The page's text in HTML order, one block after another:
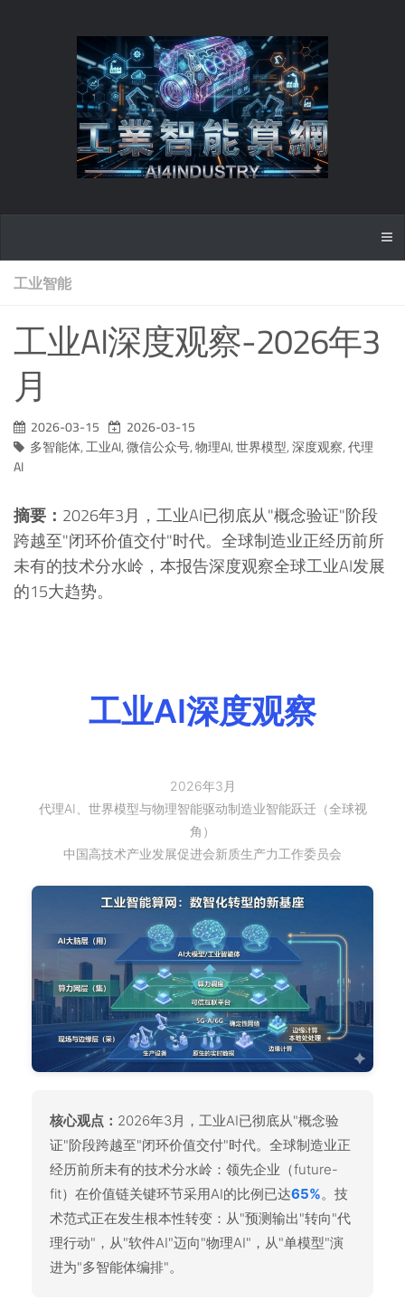
工业智能
工业AI深度观察-2026年3
月
2026-03-15
2026-03-15
多智能体,工业AI,微信公众号,物理AI,世界模型,深度观察,代理
AI
摘要： 2026年3月，工业AI已彻底从"概念验证"阶段
跨越至"闭环价值交付"时代。全球制造业正经历前所
未有的技术分水岭，本报告深度观察全球工业AI发展
的15大趋势。
工业AI深度观察
2026年3月
代理AI、世界模型与物理智能驱动制造业智能跃迁（全球视
角）
中国高技术产业发展促进会新质生产力工作委员会
核心观点： 2026年3月，工业AI已彻底从"概念验
证"阶段跨越至"闭环价值交付"时代。全球制造业正
经历前所未有的技术分水岭：领先企业（future-
fit）在价值链关键环节采用AI的比例已达65%。技
术范式正在发生根本性转变：从"预测输出"转向"代
理行动"，从"软件AI"迈向"物理AI"，从"单模型"演
进为"多智能体编排"。